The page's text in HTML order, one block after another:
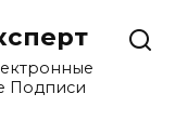
Подписи